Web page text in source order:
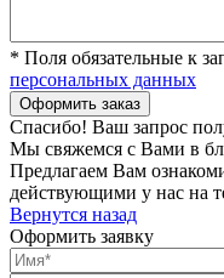
* Поля обязательные к
персональных данных
Спасибо! Ваш запрос
Мы свяжемся с Вами в
Предлагаем Вам
действующими у нас на
Вернутся назад
Оформить заявку